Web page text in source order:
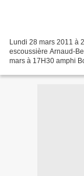
Lundi 28 mars 2011 à
escoussière Arnaud-
mars à 17H30 amphi